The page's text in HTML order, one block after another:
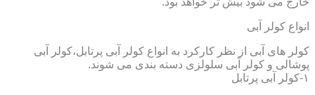
انواع کولر آبی
کولر های آبی از نظر کارکرد به انواع کولر آبی پرتابل،کولر آبی
پوشالی و کولر آبی سلولزی دسته بندی می شوند.
۱-کولر آبی پرتابل